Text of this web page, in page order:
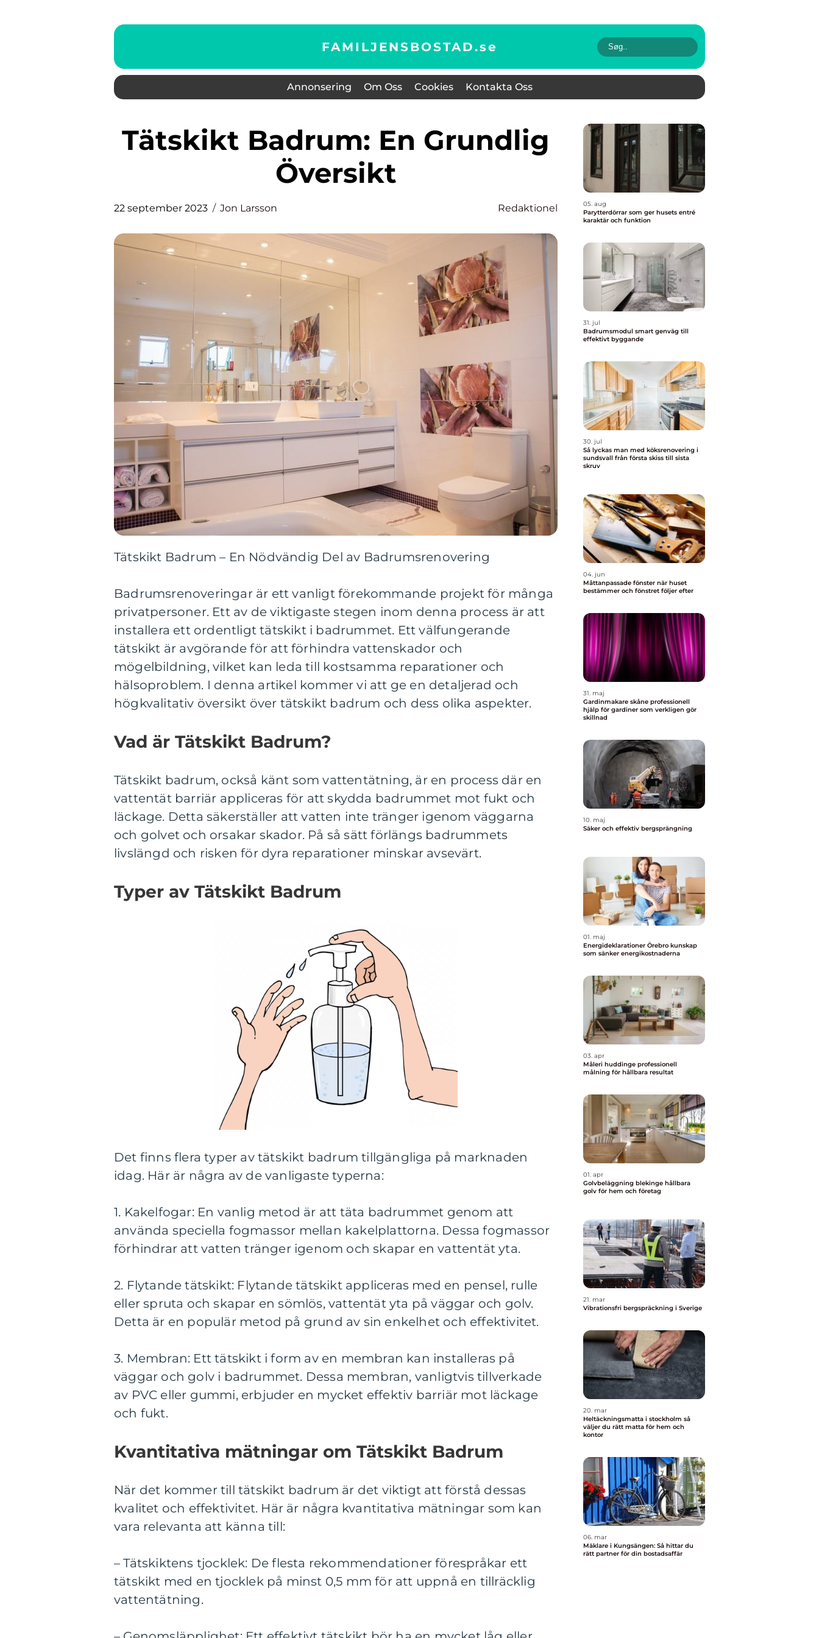
FAMILJENSBOSTAD.se
Annonsering Om Oss Cookies Kontakta Oss
Tätskikt Badrum: En Grundlig
Översikt
22 september 2023 Jon Larsson Redaktionel
Tätskikt Badrum – En Nödvändig Del av Badrumsrenovering
Badrumsrenoveringar är ett vanligt förekommande projekt för många
privatpersoner. Ett av de viktigaste stegen inom denna process är att
installera ett ordentligt tätskikt i badrummet. Ett välfungerande
tätskikt är avgörande för att förhindra vattenskador och
mögelbildning, vilket kan leda till kostsamma reparationer och
hälsoproblem. I denna artikel kommer vi att ge en detaljerad och
högkvalitativ översikt över tätskikt badrum och dess olika aspekter.
Vad är Tätskikt Badrum?
Tätskikt badrum, också känt som vattentätning, är en process där en
vattentät barriär appliceras för att skydda badrummet mot fukt och
läckage. Detta säkerställer att vatten inte tränger igenom väggarna
och golvet och orsakar skador. På så sätt förlängs badrummets
livslängd och risken för dyra reparationer minskar avsevärt.
Typer av Tätskikt Badrum
Det finns flera typer av tätskikt badrum tillgängliga på marknaden
idag. Här är några av de vanligaste typerna:
1. Kakelfogar: En vanlig metod är att täta badrummet genom att
använda speciella fogmassor mellan kakelplattorna. Dessa fogmassor
förhindrar att vatten tränger igenom och skapar en vattentät yta.
2. Flytande tätskikt: Flytande tätskikt appliceras med en pensel, rulle
eller spruta och skapar en sömlös, vattentät yta på väggar och golv.
Detta är en populär metod på grund av sin enkelhet och effektivitet.
3. Membran: Ett tätskikt i form av en membran kan installeras på
väggar och golv i badrummet. Dessa membran, vanligtvis tillverkade
av PVC eller gummi, erbjuder en mycket effektiv barriär mot läckage
och fukt.
Kvantitativa mätningar om Tätskikt Badrum
När det kommer till tätskikt badrum är det viktigt att förstå dessas
kvalitet och effektivitet. Här är några kvantitativa mätningar som kan
vara relevanta att känna till:
– Tätskiktens tjocklek: De flesta rekommendationer förespråkar ett
tätskikt med en tjocklek på minst 0,5 mm för att uppnå en tillräcklig
vattentätning.
05. aug
Parytterdörrar som ger husets entré
karaktär och funktion
31. jul
Badrumsmodul smart genväg till
effektivt byggande
30. jul
Så lyckas man med köksrenovering i
sundsvall från första skiss till sista
skruv
04. jun
Måttanpassade fönster när huset
bestämmer och fönstret följer efter
31. maj
Gardinmakare skåne professionell
hjälp för gardiner som verkligen gör
skillnad
10. maj
Säker och effektiv bergsprängning
01. maj
Energideklarationer Örebro kunskap
som sänker energikostnaderna
03. apr
Måleri huddinge professionell
målning för hållbara resultat
01. apr
Golvbeläggning blekinge hållbara
golv för hem och företag
21. mar
Vibrationsfri bergspräckning i Sverige
20. mar
Heltäckningsmatta i stockholm så
väljer du rätt matta för hem och
kontor
06. mar
Mäklare i Kungsängen: Så hittar du
rätt partner för din bostadsaffär